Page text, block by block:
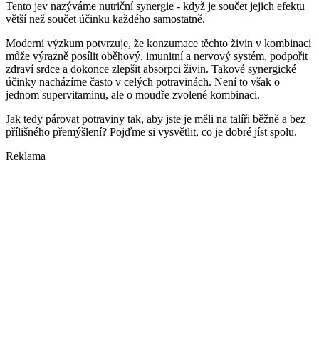
Tento jev nazýváme nutriční synergie - když je součet jejich efektu
větší než součet účinku každého samostatně.
Moderní výzkum potvrzuje, že konzumace těchto živin v kombinaci
může výrazně posílit oběhový, imunitní a nervový systém, podpořit
zdraví srdce a dokonce zlepšit absorpci živin. Takové synergické
účinky nacházíme často v celých potravinách. Není to však o
jednom supervitaminu, ale o moudře zvolené kombinaci.
Jak tedy párovat potraviny tak, aby jste je měli na talíři běžně a bez
přílišného přemýšlení? Pojďme si vysvětlit, co je dobré jíst spolu.
Reklama